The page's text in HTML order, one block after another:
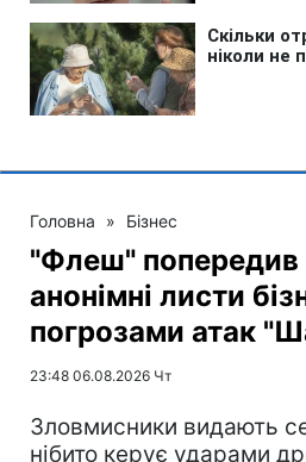
Головна » Бізнес
"Флеш" попередив
анонімні листи
погрозами атак
23:48 06.08.2026 Чт
Зловмисники видають
нібито керує ударами